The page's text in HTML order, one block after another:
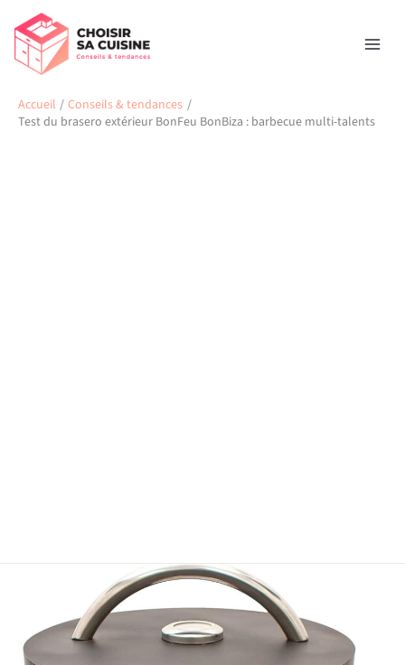
contenu
Accueil
Conseils & tendances
Test du brasero extérieur BonFeu BonBiza : barbecue multi-talents
Rechercher